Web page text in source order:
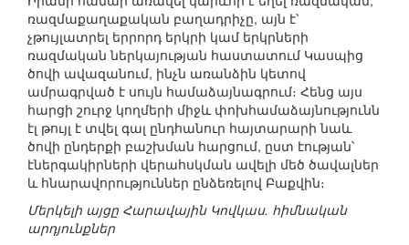
ռազմաքաղաքական բաղադրիչը, այն է՝
չթույլատրել երրորդ երկրի կամ երկրների
ռազմական ներկայության հաստատում Կասպից
ծովի ավազանում, ինչն առանձին կետով
ամրագրված է սույն համաձայնագրում։ Հենց այս
հարցի շուրջ կողմերի միջև փոխհամաձայնությունն
էլ թույլ է տվել գալ ընդհանուր հայտարարի նաև
ծովի ընդերքի բաշխման հարցում, ըստ էության՝
էներգակիրների վերահսկման ավելի մեծ ծավալներ
և հնարավորություններ ընձեռելով Բաքվին։
Մերկելի այցը Հարավային Կովկաս. հիմնական
արդյունքներ